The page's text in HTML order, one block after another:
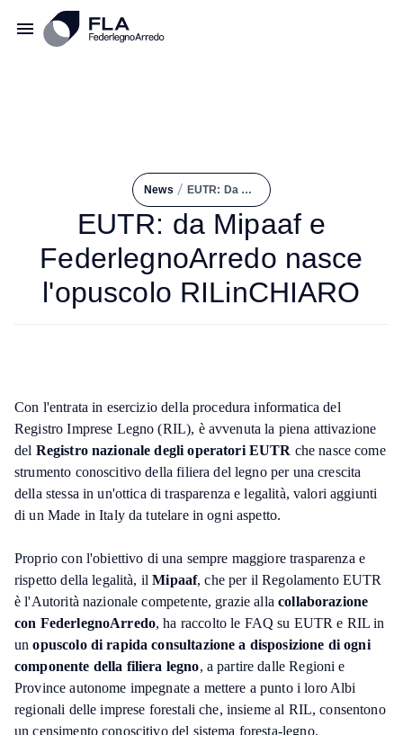
News / EUTR: Da Mipaaf e FederlegnoArredo Nasce L'opuscolo RILinCHIARO
EUTR: da Mipaaf e
FederlegnoArredo nasce
l'opuscolo RILinCHIARO
Con l'entrata in esercizio della procedura informatica del
Registro Imprese Legno (RIL), è avvenuta la piena attivazione
del Registro nazionale degli operatori EUTR che nasce come
strumento conoscitivo della filiera del legno per una crescita
della stessa in un'ottica di trasparenza e legalità, valori aggiunti
di un Made in Italy da tutelare in ogni aspetto.
Proprio con l'obiettivo di una sempre maggiore trasparenza e
rispetto della legalità, ilMipaaf, che per il Regolamento EUTR
è l'Autorità nazionale competente, grazie allacollaborazione
con FederlegnoArredo, ha raccolto le FAQ su EUTR e RIL in
unopuscolo di rapida consultazione a disposizione di ogni
componente della filiera legno, a partire dalle Regioni e
Province autonome impegnate a mettere a punto i loro Albi
regionali delle imprese forestali che, insieme al RIL, consentono
un censimento conoscitivo del sistema foresta-legno.